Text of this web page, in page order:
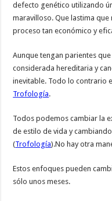
defecto genético utilizando
maravilloso. Que lastima
proceso tan económico y
Aunque tengan parientes
considerada hereditaria y
inevitable. Todo lo contrario
Trofología.
Todos podemos cambiar la
de estilo de vida y
(Trofología).No hay otra
Estos enfoques pueden
sólo unos meses.